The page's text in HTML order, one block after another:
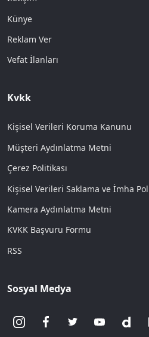
Künye
Reklam Ver
Vefat İlanları
Kvkk
Kişisel Verileri Koruma Kanunu
Müşteri Aydınlatma Metni
Çerez Politikası
Kişisel Verileri Saklama ve İmha
Kamera Aydınlatma Metni
KVKK Başvuru Formu
RSS
Sosyal Medya